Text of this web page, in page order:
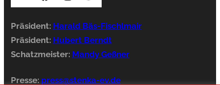
Präsident: Harald Bäs-Fischlmair
Präsident: Hubert Berndt
Schatzmeister: Mandy Geßner
Presse: press@stenka-ev.de